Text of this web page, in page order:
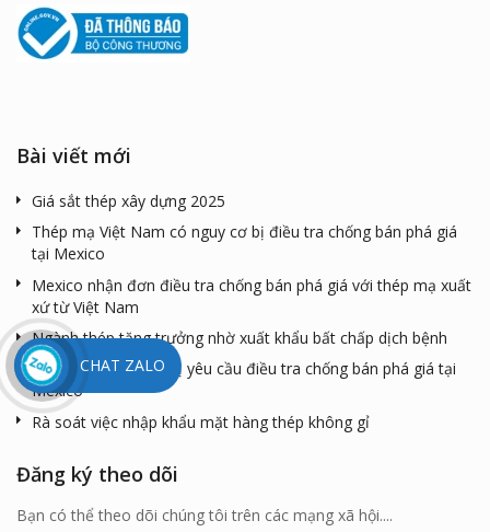
Bài viết mới
Giá sắt thép xây dựng 2025
Thép mạ Việt Nam có nguy cơ bị điều tra chống bán phá giá
tại Mexico
Mexico nhận đơn điều tra chống bán phá giá với thép mạ xuất
xứ từ Việt Nam
Ngành thép tăng trưởng nhờ xuất khẩu bất chấp dịch bệnh
Thép mạ Việt Nam bị yêu cầu điều tra chống bán phá giá tại
Mexico
Rà soát việc nhập khẩu mặt hàng thép không gỉ
Đăng ký theo dõi
Bạn có thể theo dõi chúng tôi trên các mạng xã hội....
CHAT ZALO